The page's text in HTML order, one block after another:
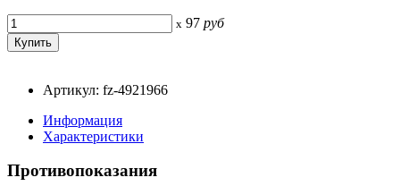
x 97 руб
Артикул: fz-4921966
Информация
Характеристики
Противопоказания